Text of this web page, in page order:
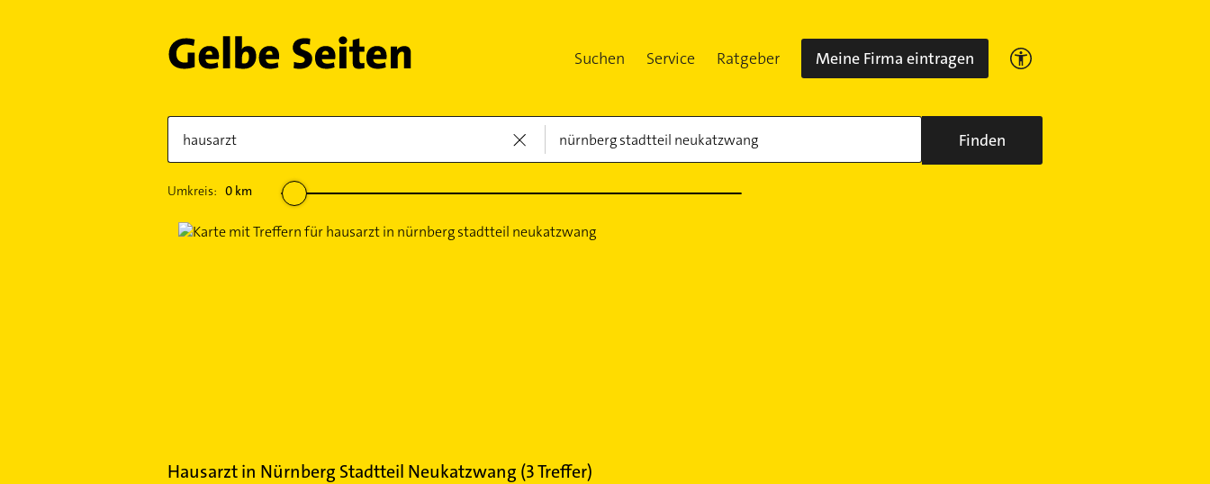
Suchen Service Ratgeber Meine Firma eintragen
Finden
Umkreis: 0km
Hausarztin Nürnberg Stadtteil Neukatzwang (3Treffer)